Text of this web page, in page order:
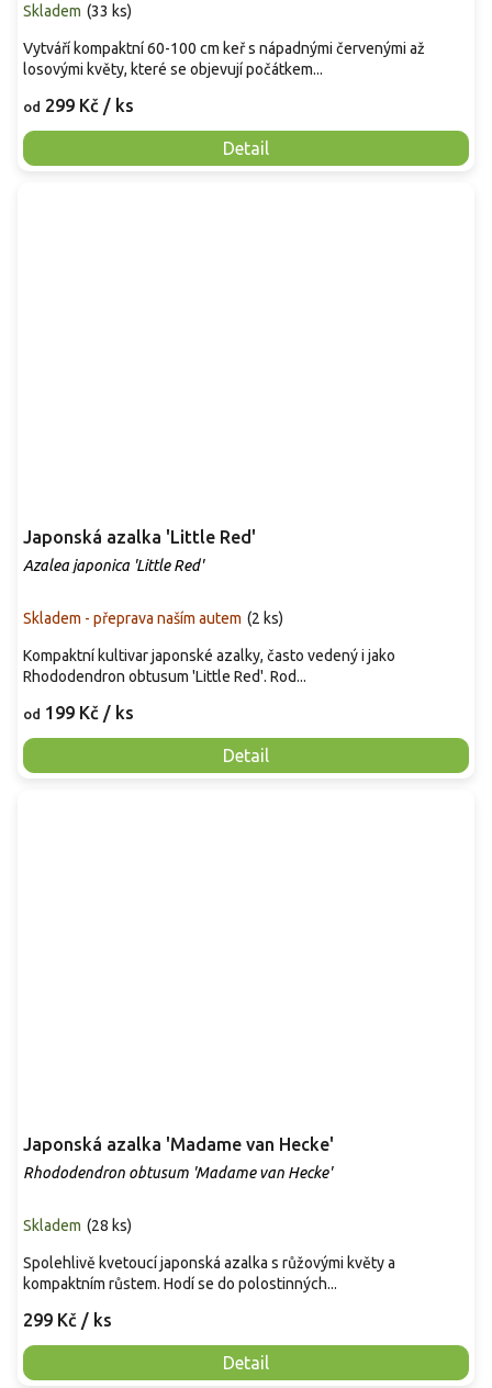
Skladem (33 ks)
od 299 Kč / ks
Detail
Vytváří kompaktní 60-100 cm keř s nápadnými červenými až
losovými květy, které se objevují počátkem...
Japonská azalka 'Little Red'
Azalea japonica 'Little Red'
Skladem - přeprava naším autem (2 ks)
od 199 Kč / ks
Detail
Kompaktní kultivar japonské azalky, často vedený i jako
Rhododendron obtusum 'Little Red'. Rod...
Japonská azalka 'Madame van Hecke'
Rhododendron obtusum 'Madame van Hecke'
Skladem (28 ks)
299 Kč / ks
Detail
Spolehlivě kvetoucí japonská azalka s růžovými květy a
kompaktním růstem. Hodí se do polostinných...